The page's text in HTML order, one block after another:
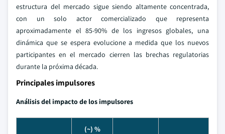
estructura del mercado sigue siendo altamente concentrada,
con un solo actor comercializado que representa
aproximadamente el 85-90% de los ingresos globales, una
dinámica que se espera evolucione a medida que los nuevos
participantes en el mercado cierren las brechas regulatorias
durante la próxima década.
Principales impulsores
Análisis del impacto de los impulsores
(~) %